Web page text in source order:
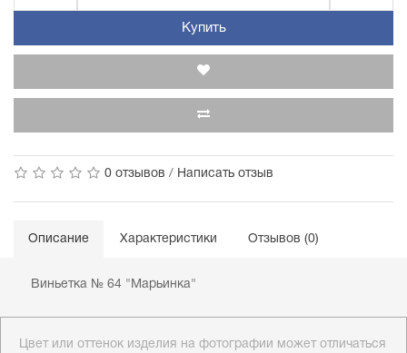
Купить
0 отзывов / Написать отзыв
Описание Характеристики Отзывов (0)
Виньетка № 64 "Марьинка"
Цвет или оттенок изделия на фотографии может отличаться